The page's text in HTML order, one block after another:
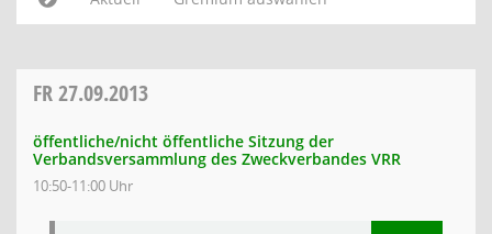
FR27.09.2013
öffentliche/nicht öffentliche Sitzung der
Verbandsversammlung des Zweckverbandes VRR
10:50-11:00 Uhr